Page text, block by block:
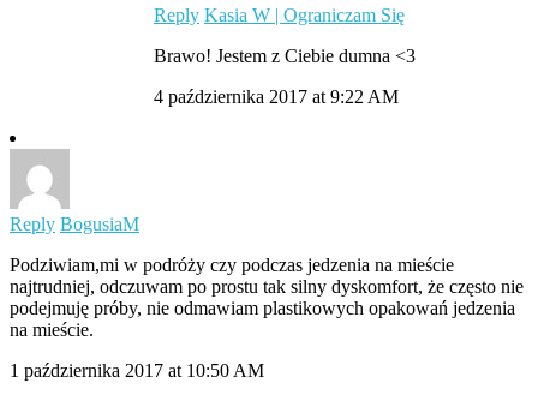
Reply Kasia W | Ograniczam Się
Brawo! Jestem z Ciebie dumna <3
4 października 2017 at 9:22 AM
Reply BogusiaM
Podziwiam,mi w podróży czy podczas jedzenia na mieście
najtrudniej, odczuwam po prostu tak silny dyskomfort, że często nie
podejmuję próby, nie odmawiam plastikowych opakowań jedzenia
na mieście.
1 października 2017 at 10:50 AM